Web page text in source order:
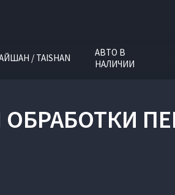
/ TAISHAN
АВТО В
НАЛИЧИИ